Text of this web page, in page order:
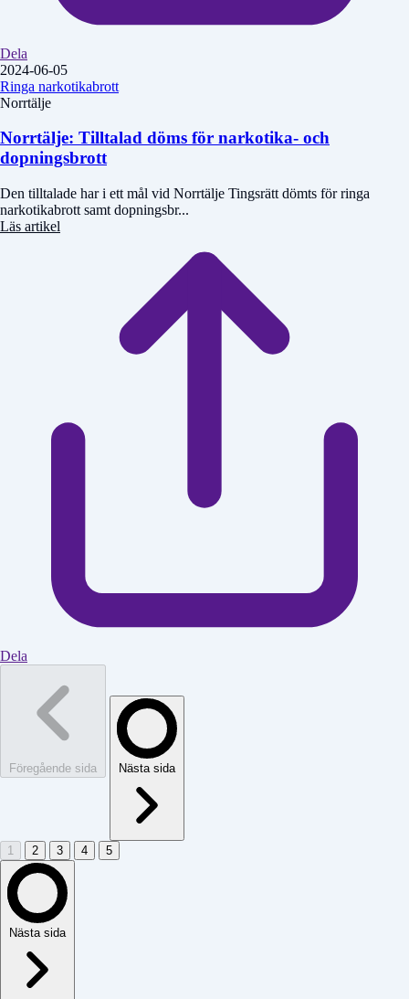
Dela
2024-06-05
Ringa narkotikabrott
Norrtälje
Norrtälje: Tilltalad döms för narkotika- och
dopningsbrott
Den tilltalade har i ett mål vid Norrtälje Tingsrätt dömts för ringa
narkotikabrott samt dopningsbr...
Läs artikel
Dela
Föregående sida Nästa sida
1 2 3 4 5
Nästa sida